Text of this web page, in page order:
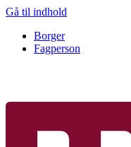
Gå til indhold
Borger
Fagperson